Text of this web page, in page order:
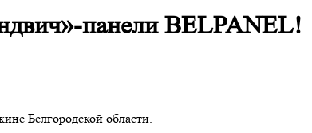
панели BELPANEL!
Белгородской области.